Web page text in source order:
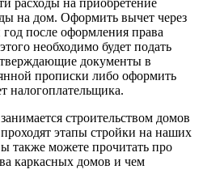
на дом. Оформить вычет через
после оформления права
необходимо будет подать
документы в
прописки либо оформить
налогоплательщика.
строительством домов
этапы стройки на наших
также можете прочитать про
каркасных домов и чем